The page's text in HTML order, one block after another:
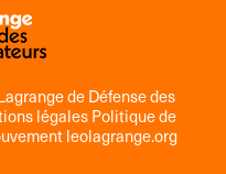
de Défense des
légales Politique de
leolagrange.org